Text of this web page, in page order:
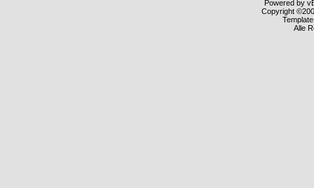
Powered by
Copyright
Alle